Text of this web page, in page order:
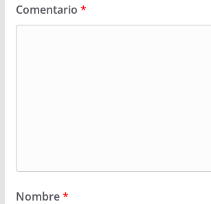
Comentario *
Nombre*